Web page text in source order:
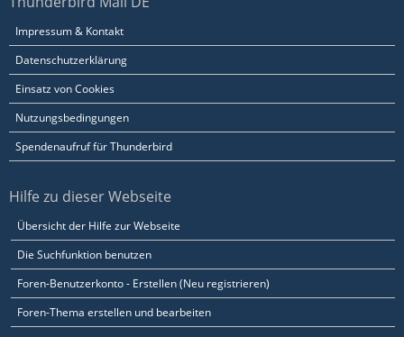
Impressum & Kontakt
Datenschutzerklärung
Einsatz von Cookies
Nutzungsbedingungen
Spendenaufruf für Thunderbird
Hilfe zu dieser Webseite
Übersicht der Hilfe zur Webseite
Die Suchfunktion benutzen
Foren-Benutzerkonto - Erstellen (Neu registrieren)
Foren-Thema erstellen und bearbeiten